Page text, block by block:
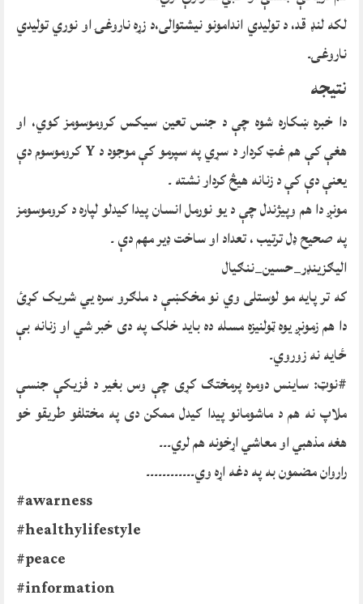
لکه لنډ قد، د تولیدي اندامونو نیشتوالی،د زړه ناروغۍ او نوري تولیدي
ناروغۍ۔
نتیجه
دا خبره ښکاره شوه چې د جنس تعین سیکس کروموسومز کوي، او
هغې کې هم غټ کردار د سړي په سپرمو کې موجود د Y کروموسوم دې
یعنې دې کې د زنانه هیڅ کردار نشته ۔
مونږ دا هم وپیژندل چې د یو نورمل انسان پیدا کیدلو لپاره د کروموسومز
په صحیح ډل ترتیب ، تعداد او ساخت ډیر مهم دې ۔
الیګزینډر_حسین_ننګیال
که تر پایه مو لوستلی وي نو مخکښې د ملګرو سره یي شریک کړئ
دا هم زمونږ یوه ټولنیزه مسله ده باید خلک په دی خبر شي او زنانه بې
ځایه نه زوروي۔
#نوټ: ساینس دومره پرمختګ کړی چې وس بغیر د فزیکې جنسې
ملاپ نه هم د ماشومانو پیدا کیدل ممکن دی په مختلفو طریقو خو
هغه مذهبي او معاشي اړخونه هم لري۔۔۔
راروان مضمون به په دغه اړه وي۔۔۔۔۔۔۔۔۔۔۔۔
#awarness
#healthylifestyle
#peace
#information